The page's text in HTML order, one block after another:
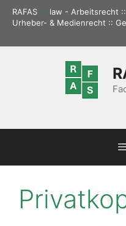
Zum
Inhalt
RAFAS ::: law - Arbeitsrecht
Urheber- & Medienrecht ::